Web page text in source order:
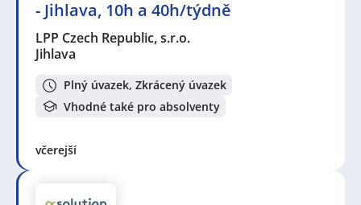
- Jihlava, 10h a 40h/týdně
LPP Czech Republic, s.r.o.
Jihlava
Plný úvazek, Zkrácený úvazek
Vhodné také pro absolventy
včerejší